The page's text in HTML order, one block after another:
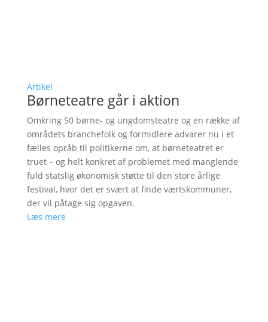
Artikel
Børneteatre går i aktion
Omkring 50 børne- og ungdomsteatre og en række af
områdets branchefolk og formidlere advarer nu i et
fælles opråb til politikerne om, at børneteatret er
truet – og helt konkret af problemet med manglende
fuld statslig økonomisk støtte til den store årlige
festival, hvor det er svært at finde værtskommuner,
der vil påtage sig opgaven.
Læs mere